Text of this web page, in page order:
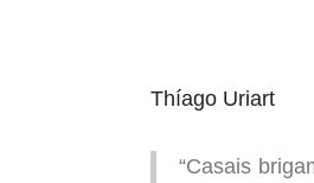
Thíago Uriart
“Casais